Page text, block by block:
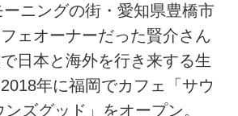
族や友人たちとのつながり、そし
て前を向く原動力についてお話を
伺いました。（『天然生活』
2025年6月号掲載）
ニングの街・愛知県豊橋市
ェオーナーだった賢介さん
日本と海外を行き来する生
年に福岡でカフェ「サウ
ズグッド」をオープン。